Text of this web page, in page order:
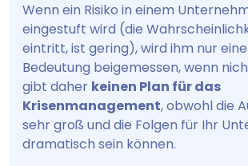
Wenn ein Risiko in einem
eingestuft wird (die
eintritt, ist gering), wird ihm nur
Bedeutung beigemessen, wenn
gibt daher keinen Plan für das
Krisenmanagement, obwohl die
sehr groß und die Folgen für Ihr
dramatisch sein können.